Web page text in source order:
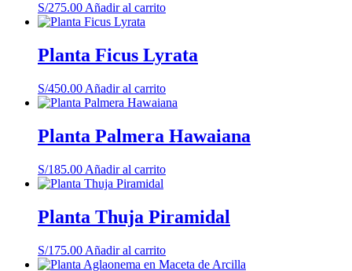
S/275.00 Añadir al carrito
Planta Ficus Lyrata
S/450.00 Añadir al carrito
Planta Palmera Hawaiana
S/185.00 Añadir al carrito
Planta Thuja Piramidal
S/175.00 Añadir al carrito